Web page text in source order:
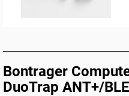
Bontrager
DuoTrap ANT+/